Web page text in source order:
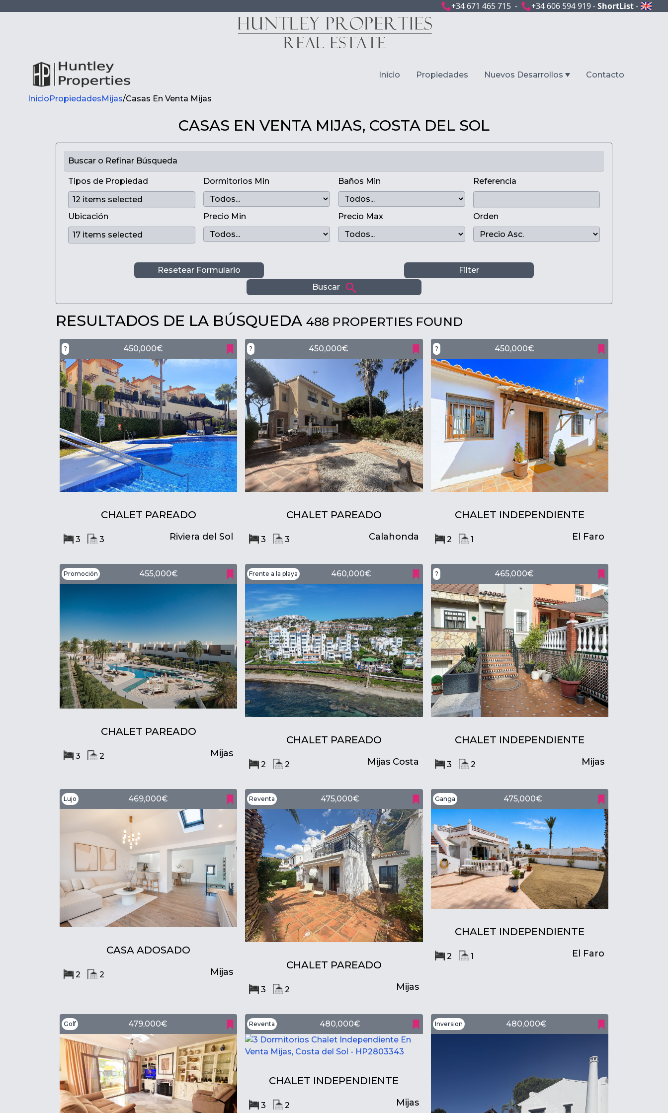
+34 671 465 715 - +34 606 594 919 -ShortList-
Inicio Propiedades Nuevos Desarrollos Contacto
InicioPropiedadesMijas/Casas En Venta Mijas
CASAS EN VENTA MIJAS, COSTA DEL SOL
Buscar o Refinar Búsqueda
Tipos de Propiedad Dormitorios Min Baños Min Referencia
Ubicación Precio Min Precio Max Orden
Resetear Formulario
Filter
Buscar
RESULTADOS DE LA BÚSQUEDA 488 PROPERTIES FOUND
? 450,000€
CHALET PAREADO
3 3 Riviera del Sol
? 450,000€
CHALET PAREADO
3 3 Calahonda
? 450,000€
CHALET INDEPENDIENTE
2 1 El Faro
Promoción 455,000€
CHALET PAREADO
3 2 Mijas
Frente a la playa 460,000€
CHALET PAREADO
2 2 Mijas Costa
? 465,000€
CHALET INDEPENDIENTE
3 2 Mijas
Lujo 469,000€
CASA ADOSADO
2 2 Mijas
Reventa 475,000€
CHALET PAREADO
3 2 Mijas
Ganga 475,000€
CHALET INDEPENDIENTE
2 1 El Faro
Golf 479,000€ Reventa 480,000€
CHALET INDEPENDIENTE
3 2 Mijas
Inversion 480,000€